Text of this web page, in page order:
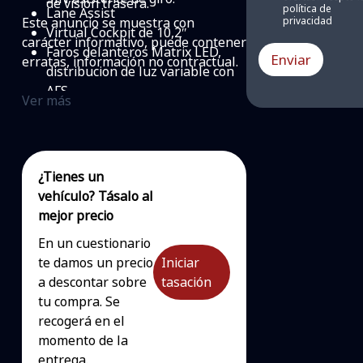
Lane Assist
Virtual Cockpit de 10,2″
Faros delanteros Matrix LED,
distribucion de luz variable con
AFS
Faros traseros LED Dynamic,
bienvenida
Paquete Ambitiental LED
Sistema de mantenimiento en
carril
Mirror Link (Smartlink +)
Este anuncio se muestra con
carácter informativo, puede contener
erratas, información no contractual.
Ver más
¿Tienes un
vehículo? Tásalo al
mejor precio
En un cuestionario
te damos un precio
a descontar sobre
tu compra. Se
recogerá en el
momento de la
Iniciar
tasación
política de
privacidad
Enviar